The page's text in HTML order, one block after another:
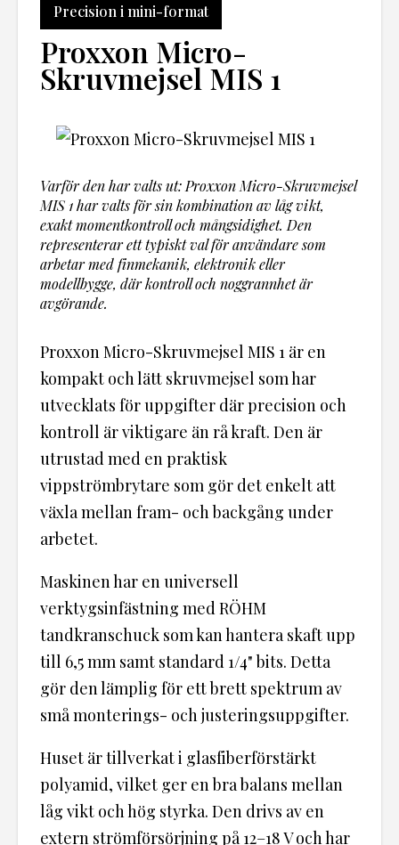
Precision i mini-format
Proxxon Micro-
Skruvmejsel MIS 1
Varför den har valts ut: Proxxon Micro-Skruvmejsel
MIS 1 har valts för sin kombination av låg vikt,
exakt momentkontroll och mångsidighet. Den
representerar ett typiskt val för användare som
arbetar med finmekanik, elektronik eller
modellbygge, där kontroll och noggrannhet är
avgörande.
Proxxon Micro-Skruvmejsel MIS 1 är en
kompakt och lätt skruvmejsel som har
utvecklats för uppgifter där precision och
kontroll är viktigare än rå kraft. Den är
utrustad med en praktisk
vippströmbrytare som gör det enkelt att
växla mellan fram- och backgång under
arbetet.
Maskinen har en universell
verktygsinfästning med RÖHM
tandkranschuck som kan hantera skaft upp
till 6,5 mm samt standard 1/4" bits. Detta
gör den lämplig för ett brett spektrum av
små monterings- och justeringsuppgifter.
Huset är tillverkat i glasfiberförstärkt
polyamid, vilket ger en bra balans mellan
låg vikt och hög styrka. Den drivs av en
extern strömförsörjning på 12–18 V och har